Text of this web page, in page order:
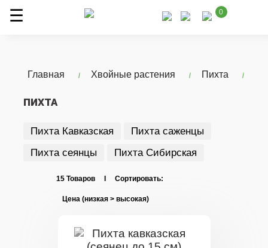
0
Главная Хвойные растения Пихта
ПИХТА
Пихта Кавказская
Пихта саженцы
Пихта сеянцы
Пихта Сибирская
15 Товаров I Сортировать: